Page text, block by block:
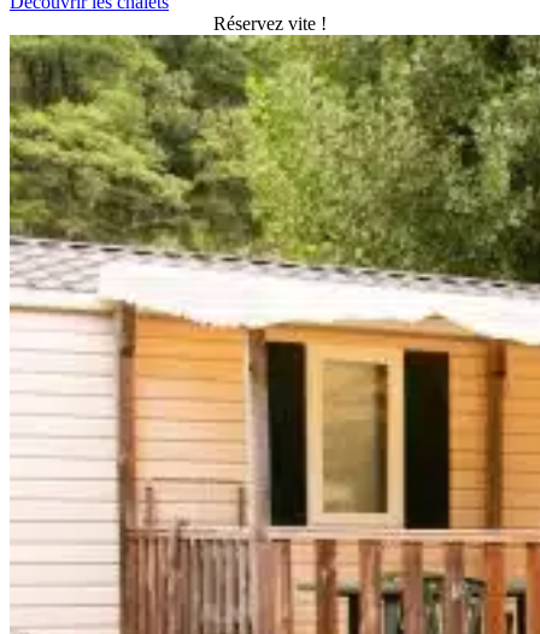
Réservez vite !